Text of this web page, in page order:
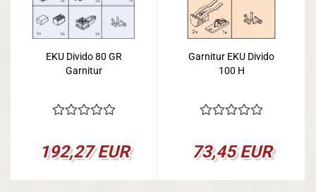
EKU Divido 80 GR
Garnitur
192,27 EUR
Garnitur EKU Divido
100 H
73,45 EUR